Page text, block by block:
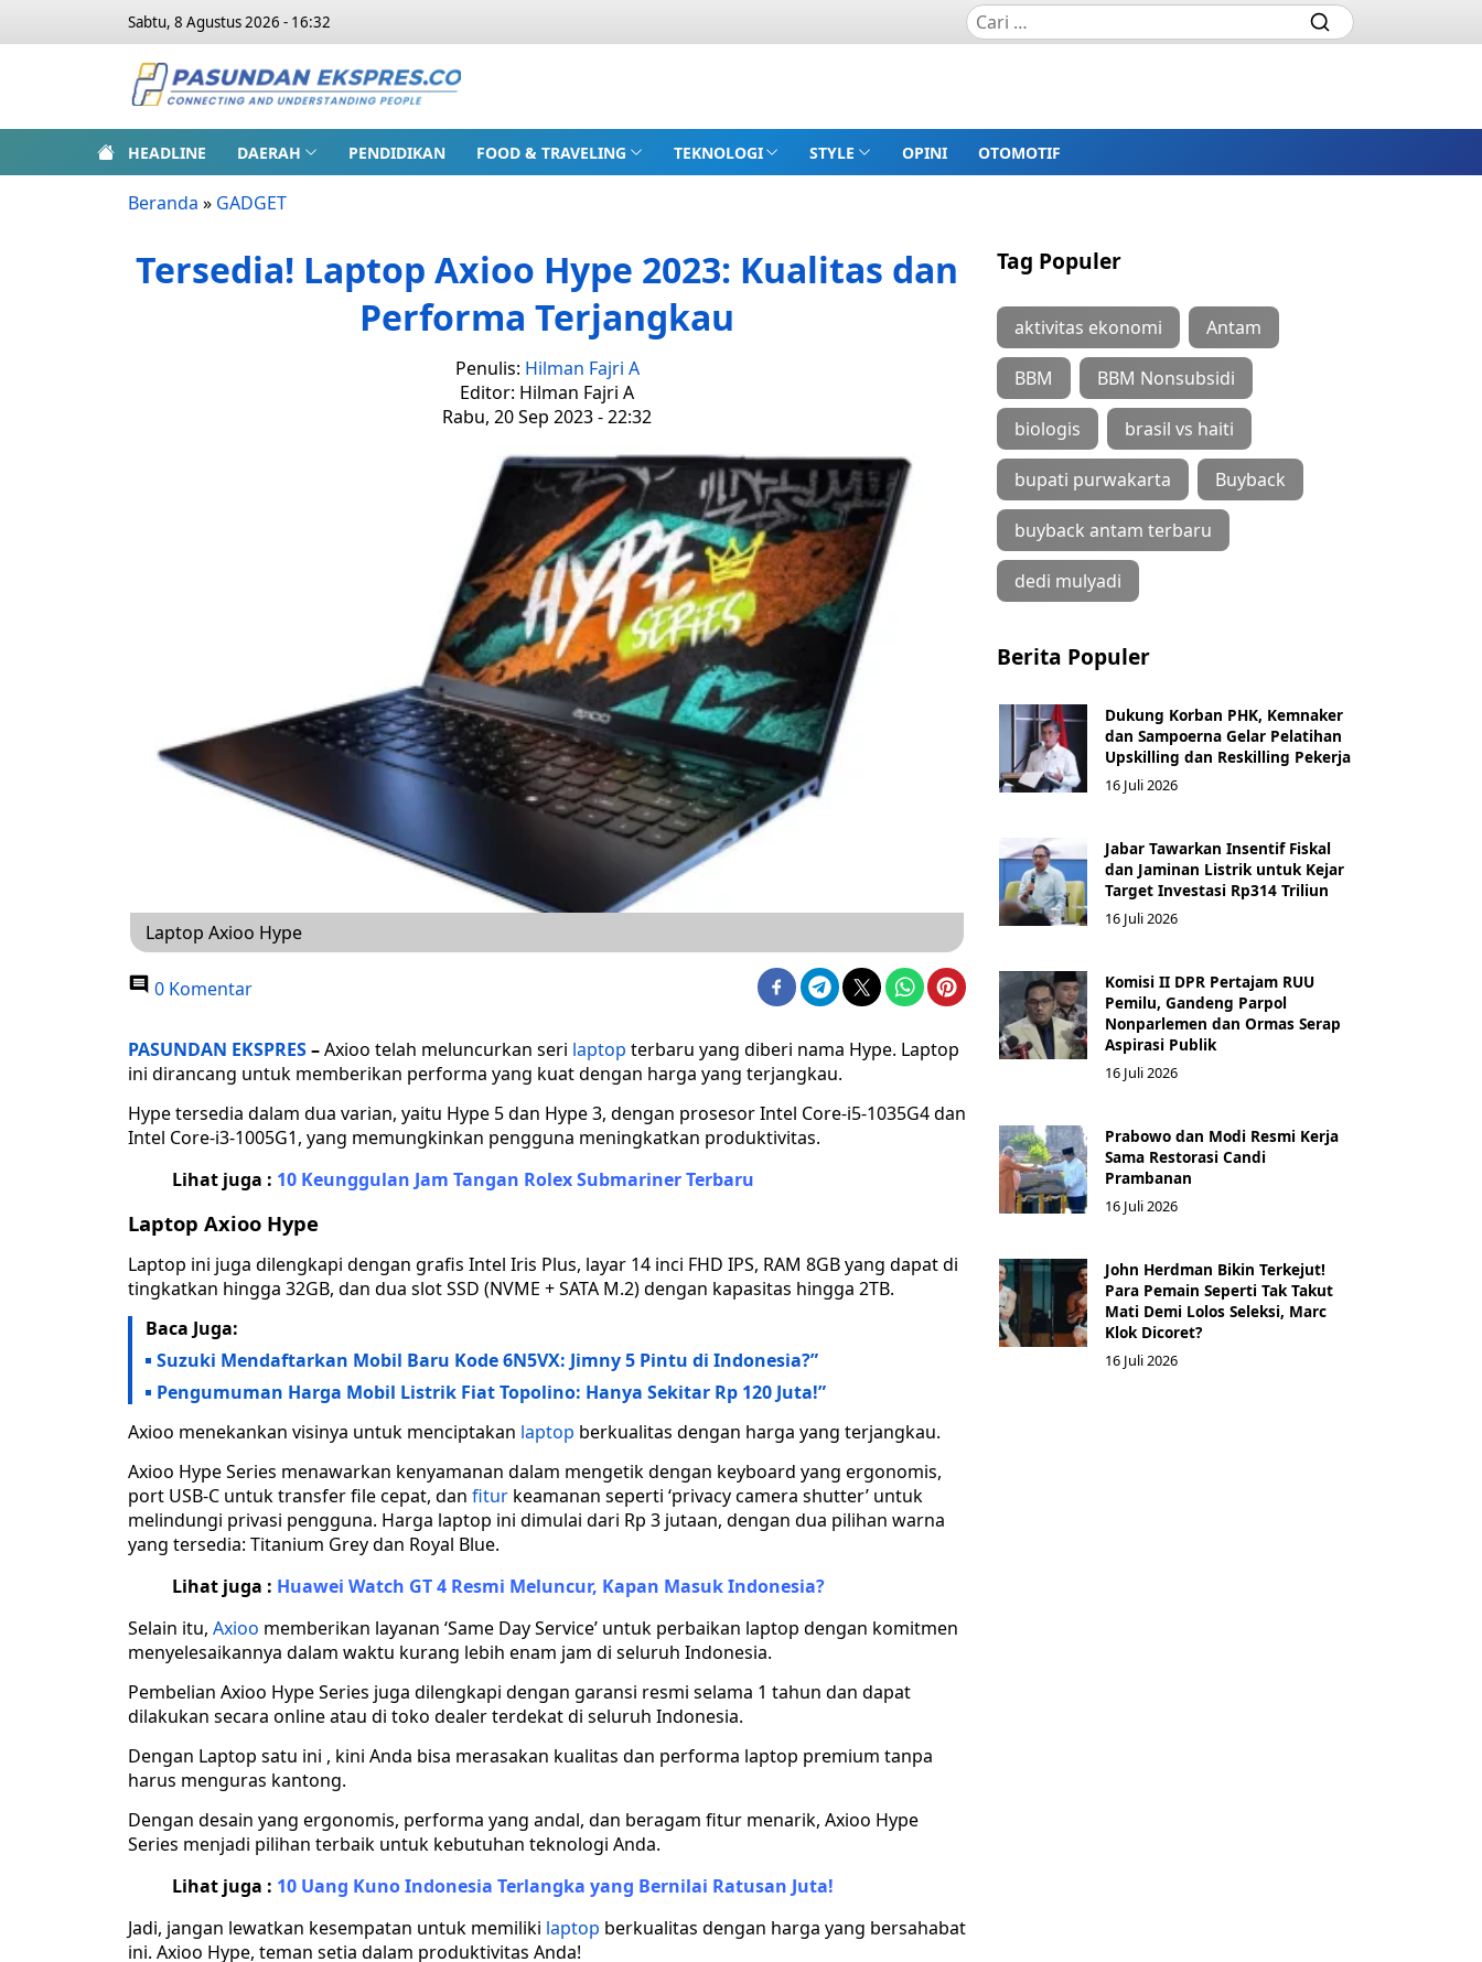
Sabtu, 8 Agustus 2026 - 16:32
HEADLINE DAERAH PENDIDIKAN FOOD & TRAVELING TEKNOLOGI STYLE OPINI OTOMOTIF
Beranda » GADGET
Tersedia! Laptop Axioo Hype 2023: Kualitas dan
Performa Terjangkau
Penulis: Hilman Fajri A
Editor: Hilman Fajri A
Rabu, 20 Sep 2023 - 22:32
Laptop Axioo Hype
0 Komentar
PASUNDAN EKSPRES–Axioo telah meluncurkan seri laptop terbaru yang diberi nama Hype. Laptop
ini dirancang untuk memberikan performa yang kuat dengan harga yang terjangkau.
Hype tersedia dalam dua varian, yaitu Hype 5 dan Hype 3, dengan prosesor Intel Core-i5-1035G4 dan
Intel Core-i3-1005G1, yang memungkinkan pengguna meningkatkan produktivitas.
Lihat juga : 10 Keunggulan Jam Tangan Rolex Submariner Terbaru
Laptop Axioo Hype
Laptop ini juga dilengkapi dengan grafis Intel Iris Plus, layar 14 inci FHD IPS, RAM 8GB yang dapat di
tingkatkan hingga 32GB, dan dua slot SSD (NVME + SATA M.2) dengan kapasitas hingga 2TB.
Baca Juga:
Suzuki Mendaftarkan Mobil Baru Kode 6N5VX: Jimny 5 Pintu di Indonesia?”
Pengumuman Harga Mobil Listrik Fiat Topolino: Hanya Sekitar Rp 120 Juta!”
Axioo menekankan visinya untuk menciptakan laptop berkualitas dengan harga yang terjangkau.
Axioo Hype Series menawarkan kenyamanan dalam mengetik dengan keyboard yang ergonomis,
port USB-C untuk transfer file cepat, dan fitur keamanan seperti ‘privacy camera shutter’ untuk
melindungi privasi pengguna. Harga laptop ini dimulai dari Rp 3 jutaan, dengan dua pilihan warna
yang tersedia: Titanium Grey dan Royal Blue.
Lihat juga : Huawei Watch GT 4 Resmi Meluncur, Kapan Masuk Indonesia?
Selain itu, Axioo memberikan layanan ‘Same Day Service’ untuk perbaikan laptop dengan komitmen
menyelesaikannya dalam waktu kurang lebih enam jam di seluruh Indonesia.
Pembelian Axioo Hype Series juga dilengkapi dengan garansi resmi selama 1 tahun dan dapat
dilakukan secara online atau di toko dealer terdekat di seluruh Indonesia.
Dengan Laptop satu ini , kini Anda bisa merasakan kualitas dan performa laptop premium tanpa
harus menguras kantong.
Dengan desain yang ergonomis, performa yang andal, dan beragam fitur menarik, Axioo Hype
Series menjadi pilihan terbaik untuk kebutuhan teknologi Anda.
Lihat juga : 10 Uang Kuno Indonesia Terlangka yang Bernilai Ratusan Juta!
Jadi, jangan lewatkan kesempatan untuk memiliki laptop berkualitas dengan harga yang bersahabat
ini. Axioo Hype, teman setia dalam produktivitas Anda!
Tag Populer
aktivitas ekonomi Antam
BBM BBM Nonsubsidi
biologis brasil vs haiti
bupati purwakarta Buyback
buyback antam terbaru
dedi mulyadi
Berita Populer
Dukung Korban PHK, Kemnaker
dan Sampoerna Gelar Pelatihan
Upskilling dan Reskilling Pekerja
16 Juli 2026
Jabar Tawarkan Insentif Fiskal
dan Jaminan Listrik untuk Kejar
Target Investasi Rp314 Triliun
16 Juli 2026
Komisi II DPR Pertajam RUU
Pemilu, Gandeng Parpol
Nonparlemen dan Ormas Serap
Aspirasi Publik
16 Juli 2026
Prabowo dan Modi Resmi Kerja
Sama Restorasi Candi
Prambanan
16 Juli 2026
John Herdman Bikin Terkejut!
Para Pemain Seperti Tak Takut
Mati Demi Lolos Seleksi, Marc
Klok Dicoret?
16 Juli 2026